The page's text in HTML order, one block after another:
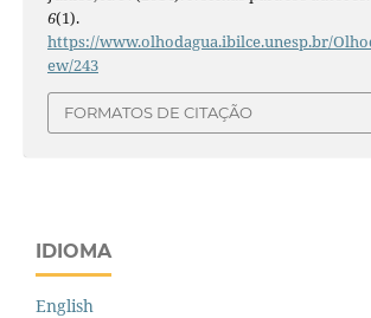
6(1).
https://www.olhodagua.ibilce.unesp.br/
ew/243
FORMATOS DE CITAÇÃO
IDIOMA
English